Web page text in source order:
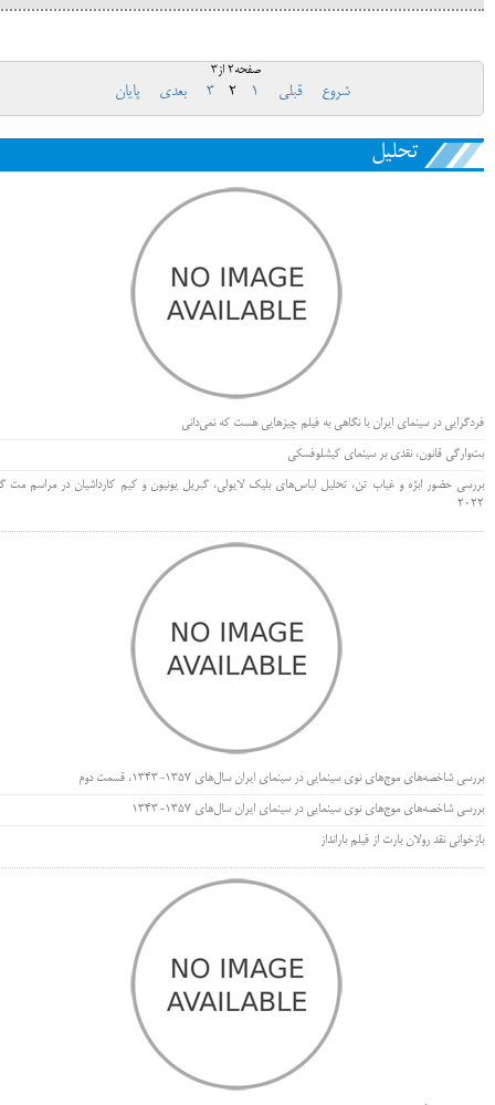
صفحه2 از3
شروع قبلی 1
2
3 بعدی پایان
تحلیل
فردگرایی در سینمای ایران با نگاهی به فیلم چیزهایی هست که نمی‌دانی
بت‌وارگی قانون، نقدی بر سینمای کیشلوفسکی
بررسی حضور ابژه و غیاب تن، تحلیل لباس‌های بلیک لایولی، گبریل یونیون و کیم کارداشیان در مراسم مت
۲۰۲۲
بررسی شاخصه‌های موج‌های نوی سینمایی در سینمای ایران سال‌های 1357-1343، قسمت دوم
بررسی شاخصه‌های موج‌های نوی سینمایی در سینمای ایران سال‌های 1357-1343
بازخوانی نقد رولان بارت از فیلم بارانداز